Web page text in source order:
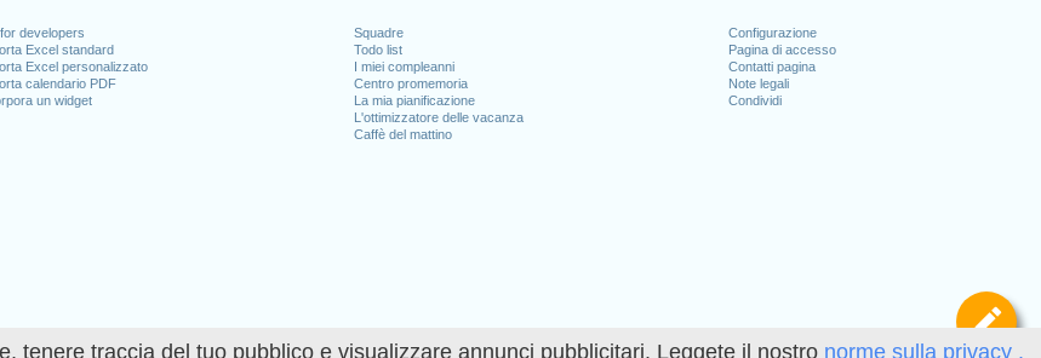
tenere traccia del tuo pubblico e visualizzare annunci pubblicitari. Leggete il nostro norme sulla privacy .
developers
Excel standard
Excel personalizzato
calendario PDF
un widget
Squadre
Todo list
I miei compleanni
Centro promemoria
La mia pianificazione
L'ottimizzatore delle vacanza
Caffè del mattino
Configurazione
Pagina di accesso
Contatti pagina
Note legali
Condividi